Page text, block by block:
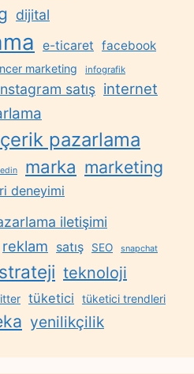
dijital
e-ticaret facebook
marketing infografik
satış internet
pazarlama
marka marketing
deneyimi
iletişimi
reklam satış SEO snapchat
strateji teknoloji
tüketici tüketici trendleri
yenilikçilik